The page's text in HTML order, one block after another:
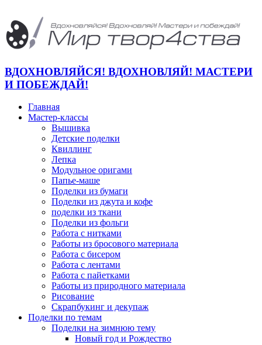
ВДОХНОВЛЯЙСЯ! ВДОХНОВЛЯЙ! МАСТЕРИ
И ПОБЕЖДАЙ!
Главная
Мастер-классы
Вышивка
Детские поделки
Квиллинг
Лепка
Модульное оригами
Папье-маше
Поделки из бумаги
Поделки из джута и кофе
поделки из ткани
Поделки из фольги
Работа с нитками
Работы из бросового материала
Работа с бисером
Работа с лентами
Работа с пайетками
Работы из природного материала
Рисование
Скрапбукинг и декупаж
Поделки по темам
Поделки на зимнюю тему
Новый год и Рождество